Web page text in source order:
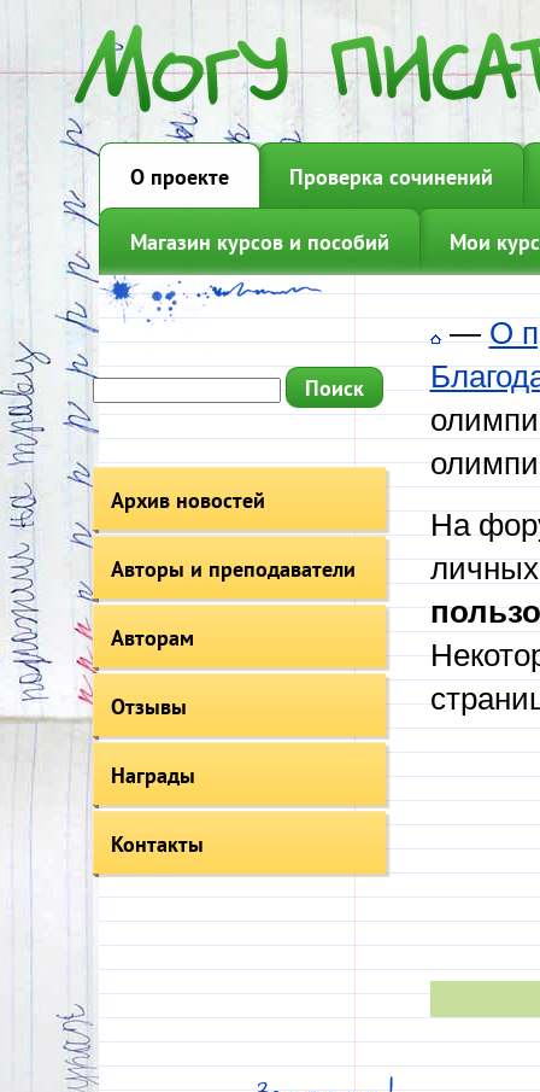
О проекте Проверка сочинений
Магазин курсов и пособий Мои
Архив новостей
Авторы и преподаватели
Авторам
Отзывы
Награды
Контакты
—О
На